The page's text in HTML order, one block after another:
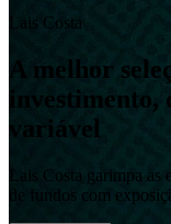
Lais Costa
A melhor
variável
Lais Costa garimpa
de fundos com